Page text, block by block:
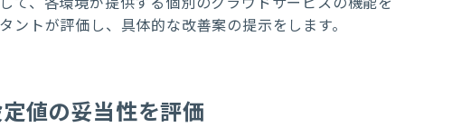
ントが評価し、具体的な改善案の提示をします。
値の妥当性を評価